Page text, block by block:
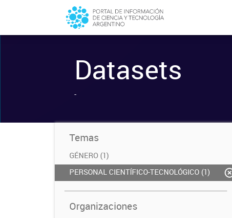
Datasets
-
Temas
GÉNERO (1)
PERSONAL CIENTÍFICO-TECNOLÓGICO (1)
Organizaciones